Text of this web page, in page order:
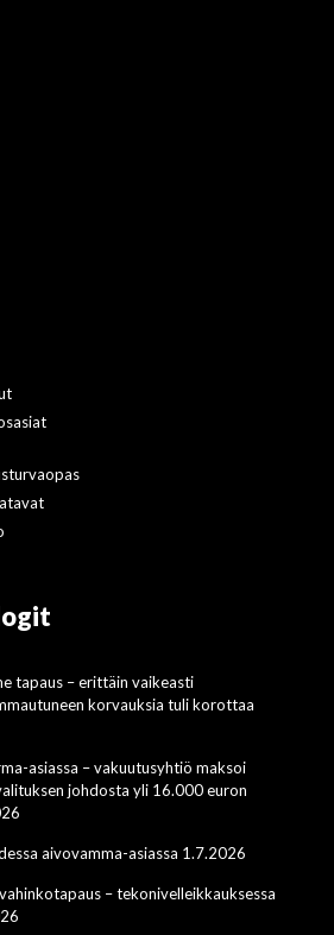
tapaus – erittäin vaikeasti
korvauksia tuli korottaa
asiassa – vakuutusyhtiö maksoi
johdosta yli 16.000 euron
aivovamma-asiassa 1.7.2026
– tekonivelleikkauksessa